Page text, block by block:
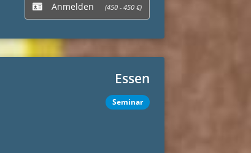
Anmelden (450 - 450 €)
Essen
Seminar